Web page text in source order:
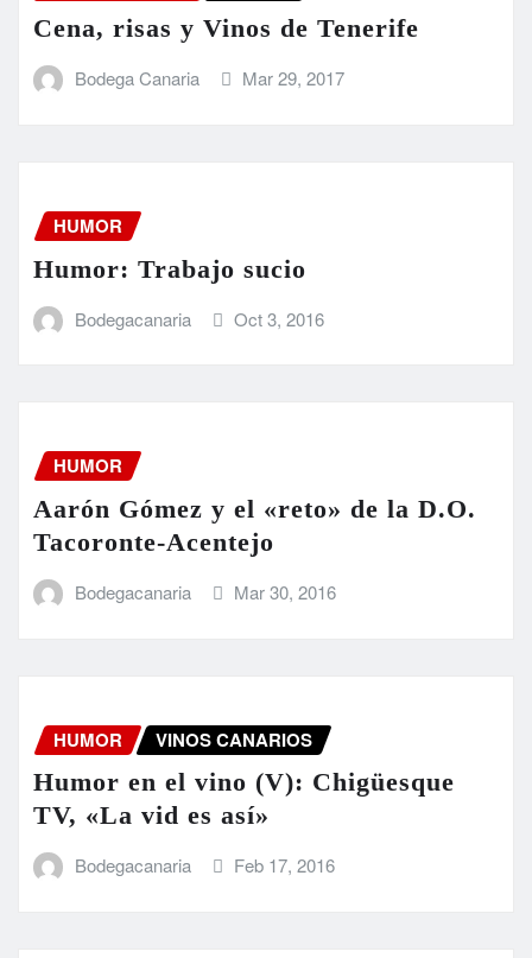
Cena, risas y Vinos de Tenerife
Bodega Canaria Mar 29, 2017
HUMOR
Humor: Trabajo sucio
Bodegacanaria Oct 3, 2016
HUMOR
Aarón Gómez y el «reto» de la D.O.
Tacoronte-Acentejo
Bodegacanaria Mar 30, 2016
HUMOR VINOS CANARIOS
Humor en el vino (V): Chigüesque
TV, «La vid es así»
Bodegacanaria Feb 17, 2016